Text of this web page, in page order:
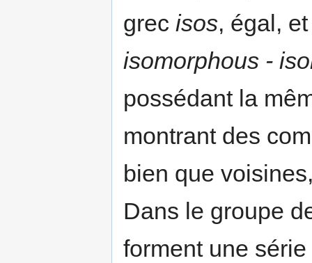
grec isos, égal,
isomorphous -
possédant la
montrant des
bien que
Dans le groupe
forment une